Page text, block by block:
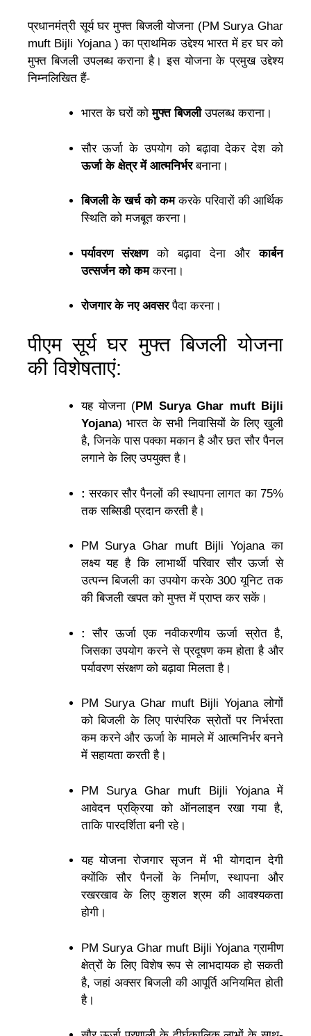
प्रधानमंत्री सूर्य घर मुफ्त बिजली योजना (PM Surya Ghar
muft Bijli Yojana ) का प्राथमिक उद्देश्य भारत में हर घर को
मुफ्त बिजली उपलब्ध कराना है। इस योजना के प्रमुख उद्देश्य
निम्नलिखित हैं-
भारत के घरों कोमुफ्त बिजलीउपलब्ध कराना।
सौर ऊर्जा के उपयोग को बढ़ावा देकर देश को
ऊर्जा के क्षेत्र में आत्मनिर्भरबनाना।
बिजली के खर्च को कमकरके परिवारों की आर्थिक
स्थिति को मजबूत करना।
पर्यावरण संरक्षणको बढ़ावा देना औरकार्बन
उत्सर्जन को कमकरना।
रोजगार के नए अवसरपैदा करना।
पीएम सूर्य घर मुफ्त बिजली योजना
की विशेषताएं:
यह योजना (PM Surya Ghar muft Bijli
Yojana) भारत के सभी निवासियों के लिए खुली
है, जिनके पास पक्का मकान है और छत सौर पैनल
लगाने के लिए उपयुक्त है।
: सरकार सौर पैनलों की स्थापना लागत का 75%
तक सब्सिडी प्रदान करती है।
PM Surya Ghar muft Bijli Yojana का
लक्ष्य यह है कि लाभार्थी परिवार सौर ऊर्जा से
उत्पन्न बिजली का उपयोग करके 300 यूनिट तक
की बिजली खपत को मुफ्त में प्राप्त कर सकें।
: सौर ऊर्जा एक नवीकरणीय ऊर्जा स्रोत है,
जिसका उपयोग करने से प्रदूषण कम होता है और
पर्यावरण संरक्षण को बढ़ावा मिलता है।
PM Surya Ghar muft Bijli Yojana लोगों
को बिजली के लिए पारंपरिक स्रोतों पर निर्भरता
कम करने और ऊर्जा के मामले में आत्मनिर्भर बनने
में सहायता करती है।
PM Surya Ghar muft Bijli Yojana में
आवेदन प्रक्रिया को ऑनलाइन रखा गया है,
ताकि पारदर्शिता बनी रहे।
यह योजना रोजगार सृजन में भी योगदान देगी
क्योंकि सौर पैनलों के निर्माण, स्थापना और
रखरखाव के लिए कुशल श्रम की आवश्यकता
होगी।
PM Surya Ghar muft Bijli Yojana ग्रामीण
क्षेत्रों के लिए विशेष रूप से लाभदायक हो सकती
है, जहां अक्सर बिजली की आपूर्ति अनियमित होती
है।